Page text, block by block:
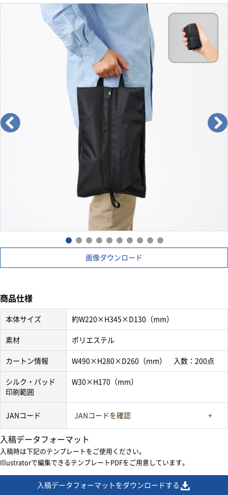
画像ダウンロード
商品仕様
本体サイズ 約W220×H345×D130（mm）
素材 ポリエステル
カートン情報 W490×H280×D260（mm） 入数：200点
シルク・パッド
印刷範囲
W30×H170（mm）
JANコード JANコードを確認
入稿データフォーマット
入稿時は下記のテンプレートをご使用ください。
Illustratorで編集できるテンプレートPDFをご用意しています。
入稿データフォーマットをダウンロードする